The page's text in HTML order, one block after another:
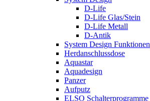
D-Life
D-Life Glas/Stein
D-Life Metall
D-Antik
System Design Funktionen
Herdanschlussdose
Aquastar
Aquadesign
Panzer
Aufputz
ELSO Schalterprogramme